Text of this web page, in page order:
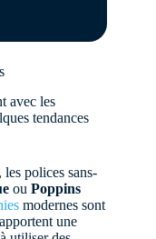
avec les
tendances
les polices sans-
ou Poppins
modernes sont
une